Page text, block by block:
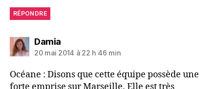
RÉPONDRE
Damiadit :
20 mai 2014 à 22 h 46 min
Océane : Disons que cette équipe possède une